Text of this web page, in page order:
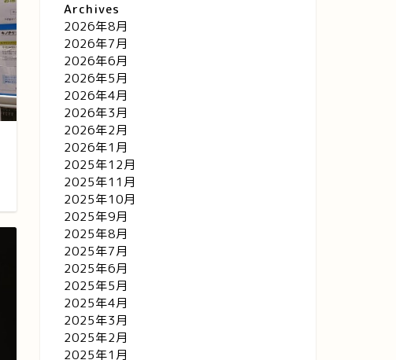
Archives
2026年8月
2026年7月
2026年6月
2026年5月
2026年4月
2026年3月
2026年2月
2026年1月
2025年12月
2025年11月
2025年10月
2025年9月
2025年8月
2025年7月
2025年6月
2025年5月
2025年4月
2025年3月
2025年2月
2025年1月